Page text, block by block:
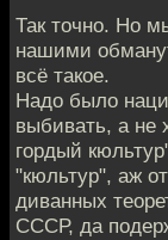
Так точно. Но
нашими
всё такое.
Надо было
выбивать, а не
гордый
"кюльтур", аж
диванных
СССР, да